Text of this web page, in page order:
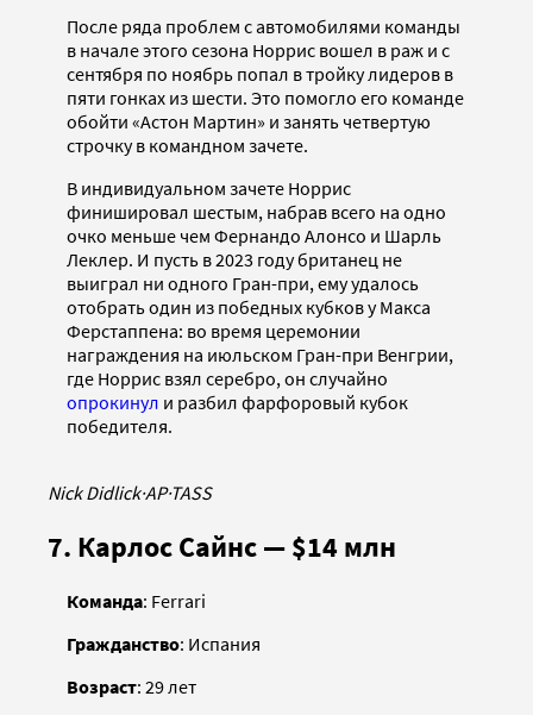
После ряда проблем с автомобилями команды
в начале этого сезона Норрис вошел в раж и с
сентября по ноябрь попал в тройку лидеров в
пяти гонках из шести. Это помогло его команде
обойти «Астон Мартин» и занять четвертую
строчку в командном зачете.
В индивидуальном зачете Норрис
финишировал шестым, набрав всего на одно
очко меньше чем Фернандо Алонсо и Шарль
Леклер. И пусть в 2023 году британец не
выиграл ни одного Гран-при, ему удалось
отобрать один из победных кубков у Макса
Ферстаппена: во время церемонии
награждения на июльском Гран-при Венгрии,
где Норрис взял серебро, он случайно
опрокинул и разбил фарфоровый кубок
победителя.
Nick Didlick·AP·TASS
7. Карлос Сайнс — $14 млн
Команда: Ferrari
Гражданство: Испания
Возраст: 29 лет